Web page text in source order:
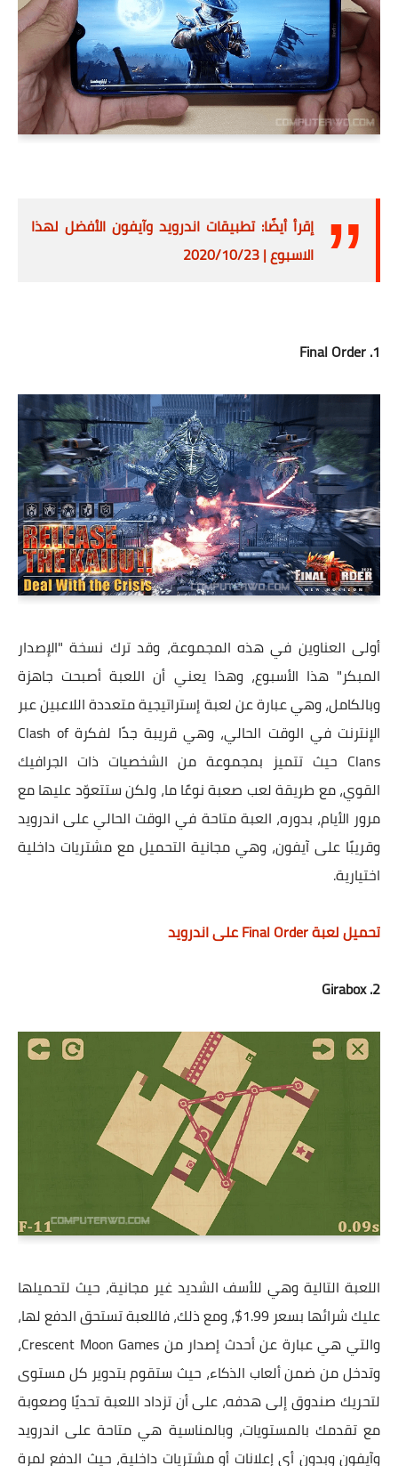
إقرأ أيضًا: تطبيقات اندرويد وآيفون الأفضل لهذا
الاسبوع | 2020/10/23
1. Final Order
أولى العناوين في هذه المجموعة، وقد ترك نسخة "الإصدار
المبكر" هذا الأسبوع، وهذا يعني أن اللعبة أصبحت جاهزة
وبالكامل، وهي عبارة عن لعبة إستراتيجية متعددة اللاعبين عبر
الإنترنت في الوقت الحالي، وهي قريبة جدًا لفكرة Clash of
Clans حيث تتميز بمجموعة من الشخصيات ذات الجرافيك
القوي، مع طريقة لعب صعبة نوعًا ما، ولكن ستتعوّد عليها مع
مرور الأيام، بدوره، العبة متاحة في الوقت الحالي على اندرويد
وقريبًا على آيفون، وهي مجانية التحميل مع مشتريات داخلية
اختيارية.
تحميل لعبة Final Order على اندرويد
2. Girabox
اللعبة التالية وهي للأسف الشديد غير مجانية، حيث لتحميلها
عليك شرائها بسعر 1.99$، ومع ذلك، فاللعبة تستحق الدفع لها،
والتي هي عبارة عن أحدث إصدار من Crescent Moon Games،
وتدخل من ضمن ألعاب الذكاء، حيث ستقوم بتدوير كل مستوى
لتحريك صندوق إلى هدفه، على أن تزداد اللعبة تحديًا وصعوبة
مع تقدمك بالمستويات، وبالمناسية هي متاحة على اندرويد
وآيفون وبدون أي إعلانات أو مشتريات داخلية، حيث الدفع لمرة